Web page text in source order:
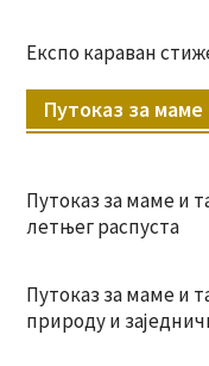
Експо караван
Путоказ за маме
Путоказ за маме и
летњег распуста
Путоказ за маме и
природу и